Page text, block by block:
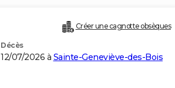
Créer une cagnotte obsèques
Décès
12/07/2026 à Sainte-Geneviève-des-Bois